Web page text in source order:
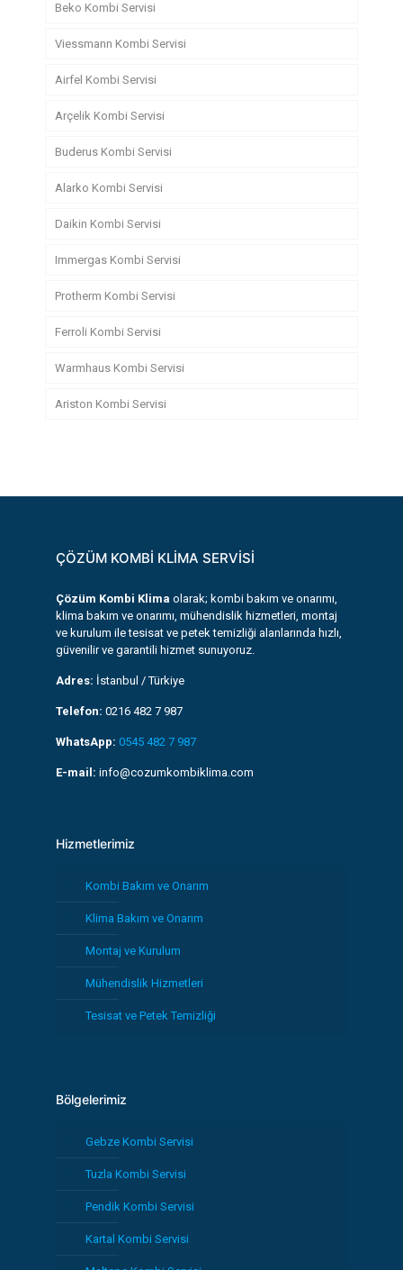
Beko Kombi Servisi
Viessmann Kombi Servisi
Airfel Kombi Servisi
Arçelik Kombi Servisi
Buderus Kombi Servisi
Alarko Kombi Servisi
Daikin Kombi Servisi
Immergas Kombi Servisi
Protherm Kombi Servisi
Ferroli Kombi Servisi
Warmhaus Kombi Servisi
Ariston Kombi Servisi
ÇÖZÜM KOMBİ KLİMA SERVİSİ
Çözüm Kombi Klima olarak; kombi bakım ve onarımı,
klima bakım ve onarımı, mühendislik hizmetleri, montaj
ve kurulum ile tesisat ve petek temizliği alanlarında hızlı,
güvenilir ve garantili hizmet sunuyoruz.
Adres: İstanbul / Türkiye
Telefon: 0216 482 7 987
WhatsApp: 0545 482 7 987
E-mail: info@cozumkombiklima.com
Hizmetlerimiz
Kombi Bakım ve Onarım
Klima Bakım ve Onarım
Montaj ve Kurulum
Mühendislik Hizmetleri
Tesisat ve Petek Temizliği
Bölgelerimiz
Gebze Kombi Servisi
Tuzla Kombi Servisi
Pendik Kombi Servisi
Kartal Kombi Servisi